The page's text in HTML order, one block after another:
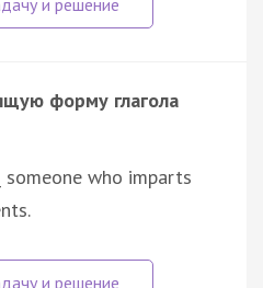
форму глагола
someone who imparts